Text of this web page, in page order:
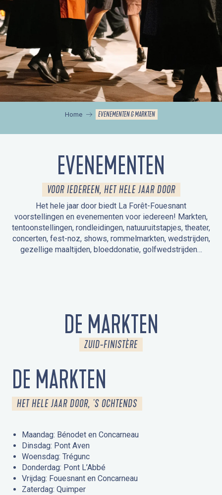
Home EVENEMENTEN & MARKTEN
EVENEMENTEN
VOOR IEDEREEN, HET HELE JAAR DOOR
Het hele jaar door biedt La Forêt-Fouesnant
voorstellingen en evenementen voor iedereen! Markten,
tentoonstellingen, rondleidingen, natuuruitstapjes, theater,
concerten, fest-noz, shows, rommelmarkten, wedstrijden,
gezellige maaltijden, bloeddonatie, golfwedstrijden…
DE MARKTEN
ZUID-FINISTÈRE
DE MARKTEN
HET HELE JAAR DOOR, 'S OCHTENDS
Maandag: Bénodet en Concarneau
Dinsdag: Pont Aven
Woensdag: Trégunc
Donderdag: Pont L’Abbé
Vrijdag: Fouesnant en Concarneau
Zaterdag: Quimper